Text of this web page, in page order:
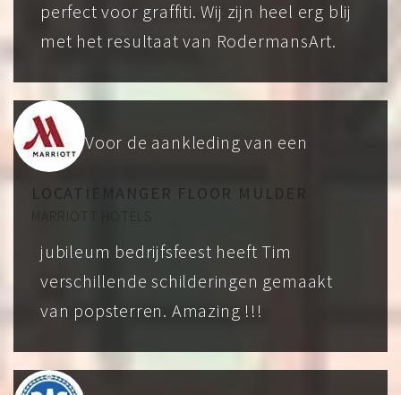
perfect voor graffiti. Wij zijn heel erg blij
met het resultaat van RodermansArt.
LOCATIEMANGER FLOOR MULDER
MARRIOTT HOTELS
Voor de aankleding van een
jubileum bedrijfsfeest heeft Tim
verschillende schilderingen gemaakt
van popsterren. Amazing !!!